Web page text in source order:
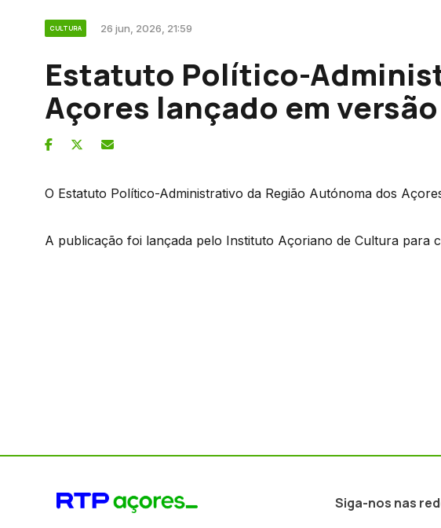
CULTURA 26 jun, 2026, 21:59
Estatuto Político-
Açores lançado em
O Estatuto Político-Administrativo da Região Autónoma dos
A publicação foi lançada pelo Instituto Açoriano de Cultura para
Siga-nos nas